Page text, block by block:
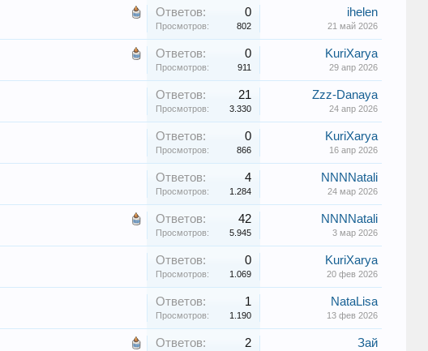
Ответов: 0
Просмотров: 802
ihelen
21 май 2026
Ответов: 0
Просмотров: 911
KuriXarya
29 апр 2026
Ответов: 21
Просмотров: 3.330
Zzz-Danaya
24 апр 2026
Ответов: 0
Просмотров: 866
KuriXarya
16 апр 2026
Ответов: 4
Просмотров: 1.284
NNNNatali
24 мар 2026
Ответов: 42
Просмотров: 5.945
NNNNatali
3 мар 2026
Ответов: 0
Просмотров: 1.069
KuriXarya
20 фев 2026
Ответов: 1
Просмотров: 1.190
NataLisa
13 фев 2026
Ответов: 2 Зай